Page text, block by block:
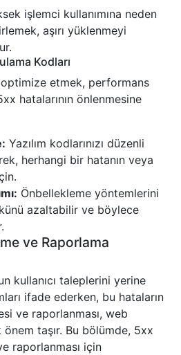
işlemci kullanımına neden
aşırı yüklenmeyi
Kodları
optimize etmek, performans
hatalarının önlenmesine
Yazılım kodlarınızı düzenli
herhangi bir hatanın veya
Önbellekleme yöntemlerini
azaltabilir ve böylece
ve Raporlama
kullanıcı taleplerini yerine
ifade ederken, bu hataların
ve raporlanması, web
taşır. Bu bölümde, 5xx
raporlanması için